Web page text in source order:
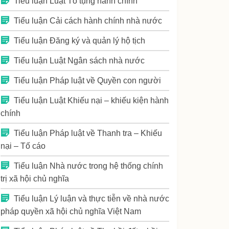
Tiểu luận Cải cách hành chính nhà nước
Tiểu luận Đăng ký và quản lý hộ tịch
Tiểu luận Luật Ngân sách nhà nước
Tiểu luận Pháp luật về Quyền con người
Tiểu luận Luật Khiếu nại – khiếu kiện hành
chính
Tiểu luận Pháp luật về Thanh tra – Khiếu
nại – Tố cáo
Tiểu luận Nhà nước trong hệ thống chính
trị xã hội chủ nghĩa
Tiểu luận Lý luận và thực tiễn về nhà nước
pháp quyền xã hội chủ nghĩa Việt Nam